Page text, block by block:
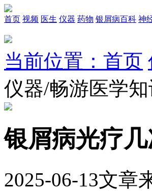
首页 视频 医生 仪器 药物 银屑病百科 神
当前位置：首页
仪器/畅游医学
银屑病光疗
2025-06-13文章